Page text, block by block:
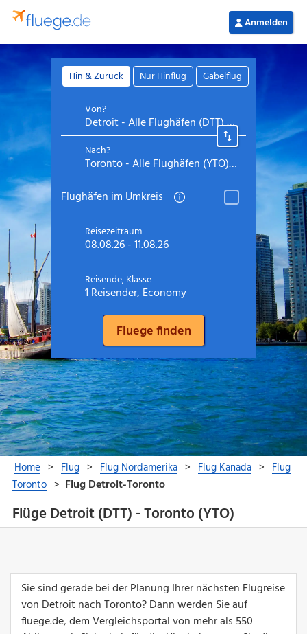
Flüge Detroit (DTT) - Toronto (YTO)
Sie sind gerade bei der Planung Ihrer nächsten Flugreise
von Detroit nach Toronto? Dann werden Sie auf
fluege.de, dem Vergleichsportal von mehr als 550